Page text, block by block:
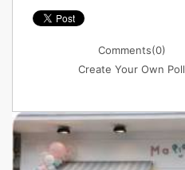
Comments(0)
Create Your Own Poll